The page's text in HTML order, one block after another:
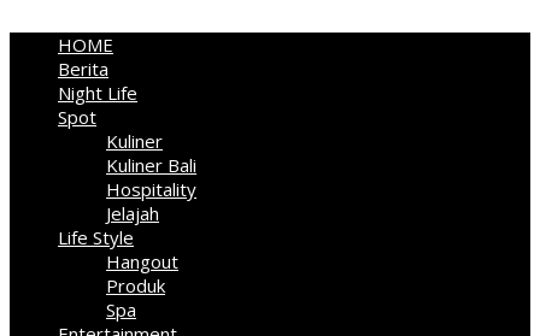
HOME
Berita
Night Life
Spot
Kuliner
Kuliner Bali
Hospitality
Jelajah
Life Style
Hangout
Produk
Spa